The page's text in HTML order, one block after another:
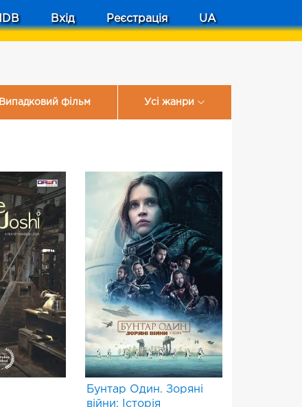
Вхід Реєстрація UA
Випадковий фільм Усі жанри
Бунтар Один. Зоряні
війни: Історія